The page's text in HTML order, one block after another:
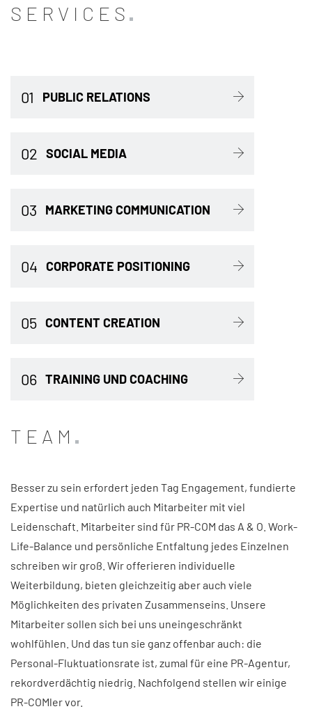
SERVICES
01 PUBLIC RELATIONS
02 SOCIAL MEDIA
03 MARKETING COMMUNICATION
04 CORPORATE POSITIONING
05 CONTENT CREATION
06 TRAINING UND COACHING
TEAM
Besser zu sein erfordert jeden Tag Engagement, fundierte
Expertise und natürlich auch Mitarbeiter mit viel
Leidenschaft. Mitarbeiter sind für PR-COM das A & O. Work-
Life-Balance und persönliche Entfaltung jedes Einzelnen
schreiben wir groß. Wir offerieren individuelle
Weiterbildung, bieten gleichzeitig aber auch viele
Möglichkeiten des privaten Zusammenseins. Unsere
Mitarbeiter sollen sich bei uns uneingeschränkt
wohlfühlen. Und das tun sie ganz offenbar auch: die
Personal-Fluktuationsrate ist, zumal für eine PR-Agentur,
rekordverdächtig niedrig. Nachfolgend stellen wir einige
PR-COMler vor.